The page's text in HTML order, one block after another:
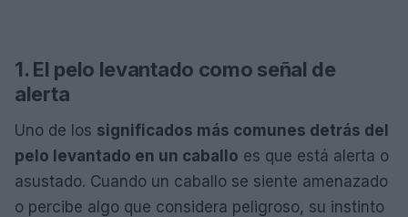
1. El pelo levantado como señal de
alerta
Uno de los significados más comunes detrás del
pelo levantado en un caballo es que está alerta o
asustado. Cuando un caballo se siente amenazado
o percibe algo que considera peligroso, su instinto